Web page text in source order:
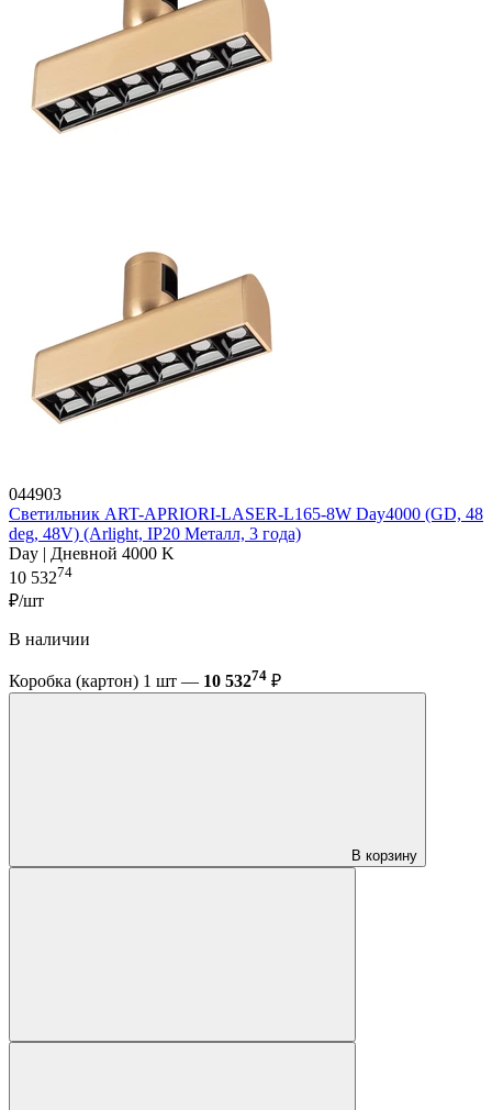
044903
Светильник ART-APRIORI-LASER-L165-8W Day4000 (GD, 48
deg, 48V) (Arlight, IP20 Металл, 3 года)
Day | Дневной 4000 K
10 53274
₽/шт
В наличии
Коробка (картон) 1 шт — 10 53274 ₽
В корзину